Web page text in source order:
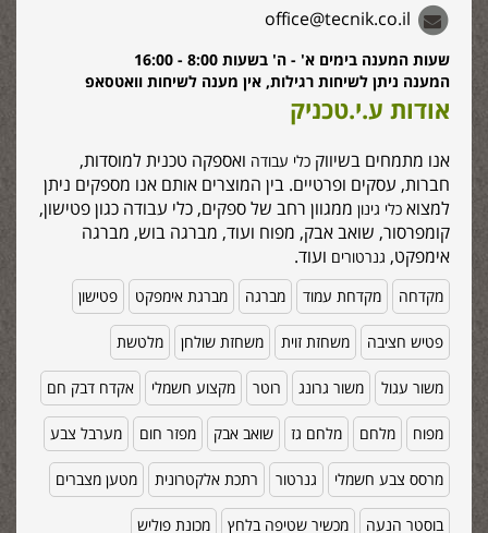
office@tecnik.co.il
שעות המענה בימים א' - ה' בשעות 8:00 - 16:00
המענה ניתן לשיחות רגילות, אין מענה לשיחות וואטסאפ
אודות ע.י.טכניק
אנו מתמחים בשיווק כלי עבודה ואספקה טכנית למוסדות,
חברות, עסקים ופרטיים. בין המוצרים אותם אנו מספקים ניתן
למצוא כלי גינון ממגוון רחב של ספקים, כלי עבודה כגון פטישון,
קומפרסור, שואב אבק, מפוח ועוד, מברגה בוש, מברגה
אימפקט, גנרטורים ועוד.
מקדחה מקדחת עמוד מברגה מברגת אימפקט פטישון
פטיש חציבה משחזת זוית משחזת שולחן מלטשת
משור עגול משור גרונג רוטר מקצוע חשמלי אקדח דבק חם
מפוח מלחם מלחם גז שואב אבק מפזר חום מערבל צבע
מרסס צבע חשמלי גנרטור רתכת אלקטרונית מטען מצברים
בוסטר הנעה מכשיר שטיפה בלחץ מכונת פוליש